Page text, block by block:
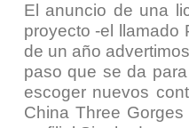
El anuncio de una
proyecto -el llamado
de un año
paso que se da
escoger nuevos
China Three Gorges